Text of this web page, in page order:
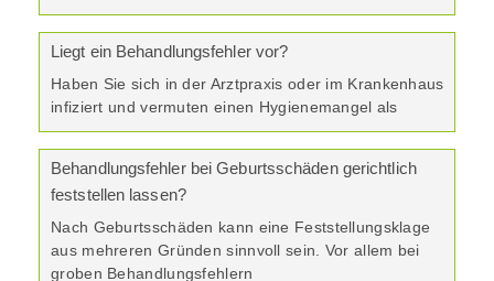
Liegt ein Behandlungsfehler vor?
Haben Sie sich in der Arztpraxis oder im Krankenhaus
infiziert und vermuten einen Hygienemangel als
Behandlungsfehler bei Geburtsschäden gerichtlich
feststellen lassen?
Nach Geburtsschäden kann eine Feststellungsklage
aus mehreren Gründen sinnvoll sein. Vor allem bei
groben Behandlungsfehlern